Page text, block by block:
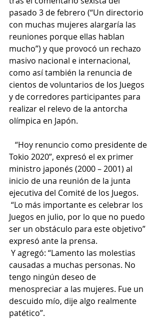
pasado 3 de febrero (“Un directorio
con muchas mujeres alargaría las
reuniones porque ellas hablan
mucho”) y que provocó un rechazo
masivo nacional e internacional,
como así también la renuncia de
cientos de voluntarios de los Juegos
y de corredores participantes para
realizar el relevo de la antorcha
olímpica en Japón.
“Hoy renuncio como presidente de
Tokio 2020”, expresó el ex primer
ministro japonés (2000 – 2001) al
inicio de una reunión de la junta
ejecutiva del Comité de los Juegos.
“Lo más importante es celebrar los
Juegos en julio, por lo que no puedo
ser un obstáculo para este objetivo”
expresó ante la prensa.
causadas a muchas personas. No
tengo ningún deseo de
menospreciar a las mujeres. Fue un
descuido mío, dije algo realmente
patético”.